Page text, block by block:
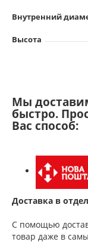
Внутренний
Высота
Мы
быстро.
Вас способ:
Доставка в
С помощью
товар даже в